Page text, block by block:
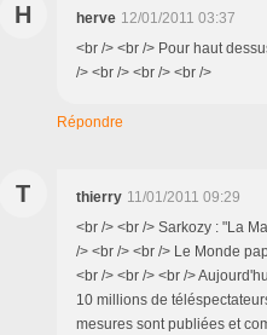
H herve 12/01/2011 03:37
<br /> <br /> Pour haut
/> <br /> <br /> <br />
Répondre
T thierry 11/01/2011 09:29
<br /> <br /> Sarkozy : "La
/> <br /> <br /> Le Monde
<br /> <br /> <br />
10 millions de
mesures sont publiées et